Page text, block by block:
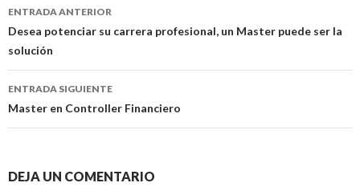
Ir a la entrada
ENTRADA ANTERIOR
Desea potenciar su carrera profesional, un Master puede ser la
solución
ENTRADA SIGUIENTE
Master en Controller Financiero
DEJA UN COMENTARIO